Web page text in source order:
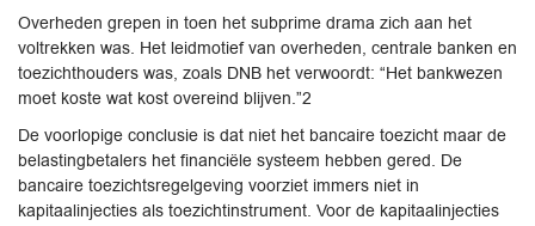
Overheden grepen in toen het subprime drama zich aan het
voltrekken was. Het leidmotief van overheden, centrale banken en
toezichthouders was, zoals DNB het verwoordt: “Het bankwezen
moet koste wat kost overeind blijven.”2
De voorlopige conclusie is dat niet het bancaire toezicht maar de
belastingbetalers het financiële systeem hebben gered. De
bancaire toezichtsregelgeving voorziet immers niet in
kapitaalinjecties als toezichtinstrument. Voor de kapitaalinjecties